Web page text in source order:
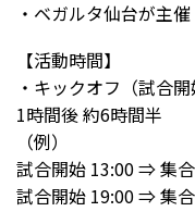
・ベガルタ仙台が主
【活動時間】
・キックオフ（試合
1時間後 約6時間半
（例）
試合開始 13:00 ⇒ 集
試合開始 19:00 ⇒ 集